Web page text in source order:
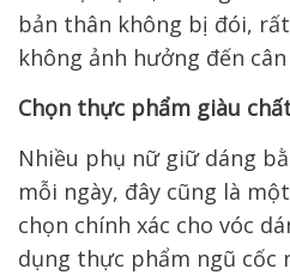
bản thân không bị đói,
không ảnh hưởng đến
Chọn thực phẩm giàu
Nhiều phụ nữ giữ dáng
mỗi ngày, đây cũng là
chọn chính xác cho vóc
dụng thực phẩm ngũ cốc